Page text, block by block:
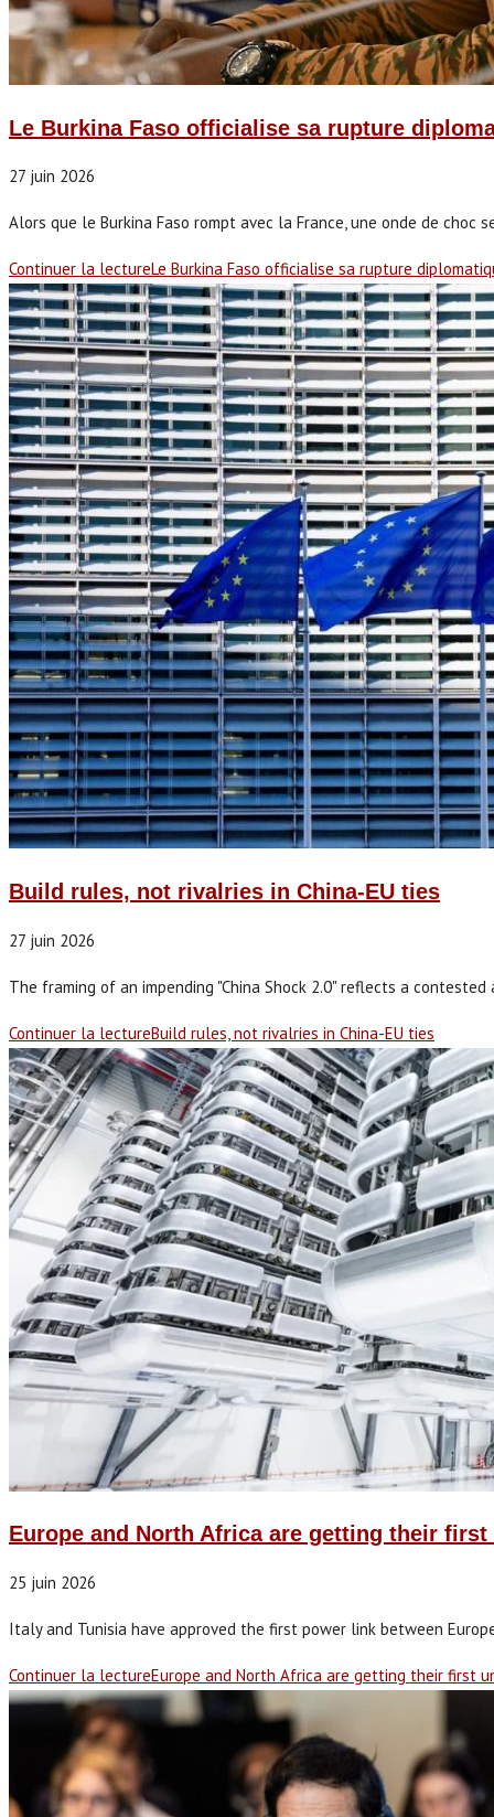
Le Burkina Faso officialise sa rupture
27 juin 2026
Alors que le Burkina Faso rompt avec la France, une onde de
Continuer la lectureLe Burkina Faso officialise sa rupture
Build rules, not rivalries in China-EU ties
27 juin 2026
The framing of an impending "China Shock 2.0" reflects a
Continuer la lectureBuild rules, not rivalries in China-EU ties
Europe and North Africa are getting their
25 juin 2026
Italy and Tunisia have approved the first power link between
Continuer la lectureEurope and North Africa are getting their first